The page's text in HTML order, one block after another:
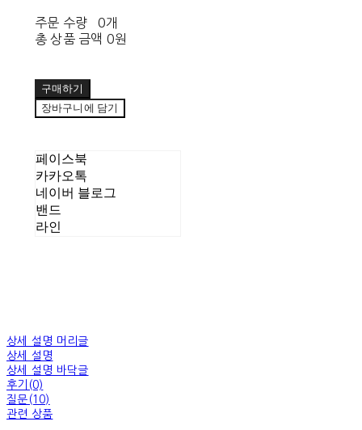
주문 수량
0개
총 상품 금액 0원
구매하기
장바구니에 담기
페이스북
카카오톡
네이버 블로그
밴드
라인
상세 설명 머리글
상세 설명
상세 설명 바닥글
후기(0)
질문(10)
관련 상품